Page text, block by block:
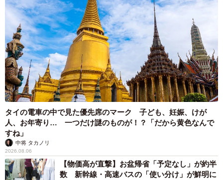
き1743年には火事により焼失。翌1744年、現在の安桜山の
麓に再建され、今に至ります。刀鍛冶と縁の深いことか
ら、刀鍛冶の祖と言われる元重公の石碑と位牌が安置され
ており、毎年11月には供養祭も行われているとのことで
す。
タイの電車の中で見た優先席のマーク 子ども、妊娠、けが
人、お年寄り… 一つだけ謎のものが！？「だから黄色なんで
すね」
中将 タカノリ
2026.08.06
【物価高が直撃】お盆帰省「予定なし」が約半
数 新幹線・高速バスの「使い分け」が鮮明に